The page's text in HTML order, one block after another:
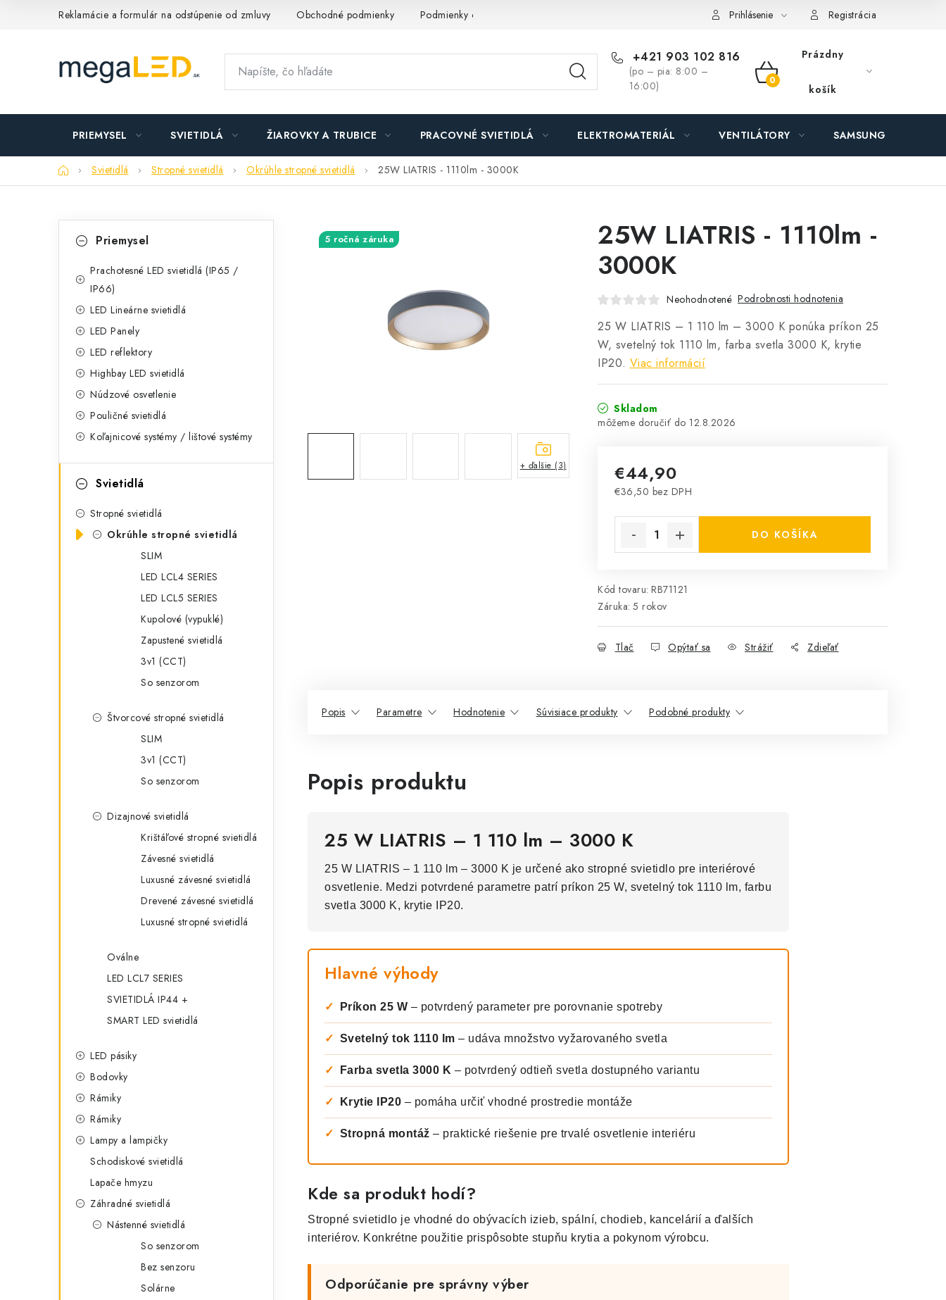
Reklamácie a formulár na odstúpenie od zmluvy Obchodné podmienky Podmienky ochrany osobných údajov O nás - MEGALED & JANTON Zákamenné Zľavy pre profíkov
Prihlásenie Registrácia
+421 903 102 816
(po – pia: 8:00 –
16:00)
NÁKUPNÝ
KOŠÍK
Prázdny
košík
PRIEMYSEL SVIETIDLÁ ŽIAROVKY A TRUBICE PRACOVNÉ SVIETIDLÁ ELEKTROMATERIÁL VENTILÁTORY SAMSUNG SVIETIDLÁ
DomovSvietidlá Stropné svietidlá Okrúhle stropné svietidlá 25W LIATRIS - 1110lm - 3000K
l
kategóriePriemysel
Prachotesné LED svietidlá (IP65 /
IP66)
LED Lineárne svietidlá
LED Panely
LED reflektory
Highbay LED svietidlá
Núdzové osvetlenie
Pouličné svietidlá
Koľajnicové systémy / lištové systémy
Svietidlá
Stropné svietidlá
Okrúhle stropné svietidlá
SLIM
LED LCL4 SERIES
LED LCL5 SERIES
Kupolové (vypuklé)
Zapustené svietidlá
3v1 (CCT)
So senzorom
Štvorcové stropné svietidlá
SLIM
3v1 (CCT)
So senzorom
Dizajnové svietidlá
Krištáľové stropné svietidlá
Závesné svietidlá
Luxusné závesné svietidlá
Drevené závesné svietidlá
Luxusné stropné svietidlá
Oválne
LED LCL7 SERIES
SVIETIDLÁ IP44 +
SMART LED svietidlá
LED pásiky
Bodovky
Rámiky
Rámiky
Lampy a lampičky
Schodiskové svietidlá
Lapače hmyzu
Záhradné svietidlá
Nástenné svietidlá
So senzorom
Bez senzoru
Solárne
25W LIATRIS - 1110lm -
3000K
Neohodnotené Podrobnosti hodnotenia
25 W LIATRIS – 1 110 lm – 3000 K ponúka príkon 25
W, svetelný tok 1110 lm, farba svetla 3000 K, krytie
IP20. Viac informácií
Skladom
12.8.2026
€44,90
€36,50 bez DPH
DO KOŠÍKA
Kód tovaru: RB71121
Záruka: 5 rokov
Tlač Opýtať sa Strážiť Zdieľať
5 ročná záruka
+ ďalšie (3)
Popis Parametre Hodnotenie Súvisiace produkty Podobné produkty
Popis produktu
25 W LIATRIS – 1 110 lm – 3000 K
25 W LIATRIS – 1 110 lm – 3000 K je určené ako stropné svietidlo pre interiérové
osvetlenie. Medzi potvrdené parametre patrí príkon 25 W, svetelný tok 1110 lm, farbu
svetla 3000 K, krytie IP20.
Hlavné výhody
✓ Príkon 25 W – potvrdený parameter pre porovnanie spotreby
✓ Svetelný tok 1110 lm – udáva množstvo vyžarovaného svetla
✓ Farba svetla 3000 K – potvrdený odtieň svetla dostupného variantu
✓ Krytie IP20 – pomáha určiť vhodné prostredie montáže
✓ Stropná montáž – praktické riešenie pre trvalé osvetlenie interiéru
Kde sa produkt hodí?
Stropné svietidlo je vhodné do obývacích izieb, spální, chodieb, kancelárií a ďalších
interiérov. Konkrétne použitie prispôsobte stupňu krytia a pokynom výrobcu.
Odporúčanie pre správny výber